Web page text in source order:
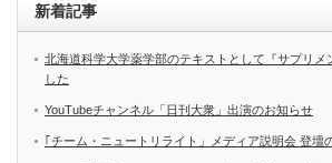
新着記事
北海道科学大学薬学部のテキストとして『サプリメ
した
YouTubeチャンネル「日刊大衆」出演のお知らせ
｢チーム・ニュートリライト」メディア説明会 登壇